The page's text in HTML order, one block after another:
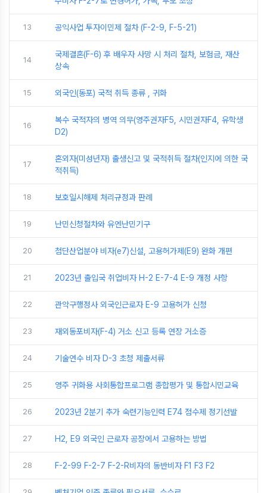
13 공익사업 투자이민제 절차 (F-2-9, F-5-21)
14
국제결혼(F-6) 후 배우자 사망 시 처리 절차, 보험금, 재산
상속
15 외국인(동포) 국적 취득 종류 , 귀화
16
복수 국적자의 병역 의무(영주권자F5, 시민권자F4, 유학생
D2)
17
혼외자(미성년자) 출생신고 및 국적취득 절차(인지에 의한 국
적취득)
18 보호일시해제 처리규정과 판례
19 난민신청절차와 유엔난민기구
20 첨단산업분야 비자(e7)신설, 고용허가제(E9) 완화 개편
21 2023년 출입국 취업비자 H-2 E-7-4 E-9 개정 사항
22 관악구행정사 외국인근로자 E-9 고용허가 신청
23 재외동포비자(F-4) 거소 신고 등록 연장 거소증
24 기술연수 비자 D-3 초청 제출서류
25 영주 귀화용 사회통합프로그램 종합평가 및 통합시민교육
26 2023년 2분기 추가 숙련기능인력 E74 점수제 정기선발
27 H2, E9 외국인 근로자 공장에서 고용하는 방법
28 F-2-99 F-2-7 F-2-R비자의 동반비자 F1 F3 F2